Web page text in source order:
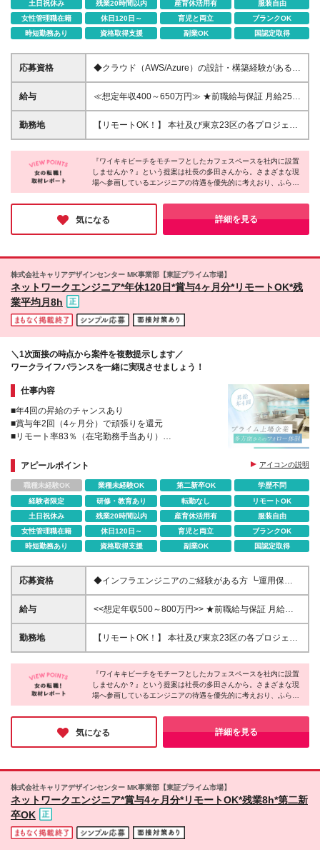
土日祝休み 残業20時間以内 産育休活用有
服装自由
女性管理職在籍
休日120日～ 育児と両立
ブランクOK
時短勤務あり
資格取得支援 副業OK 国認定取得
応募資格
◆クラウド（AWS/Azure）の設計・構築経験がある方
（年数不問） ◆サーバー設計構築、運用保守経験が
ある方（年数不問） ※学歴不問
給与
≪想定年収400～650万円≫ ★前職給与保証 月給25万
円～41.5万円＋賞与年2回（4カ月分）＋各種手当＋残
業代全額支給 ※試用期間は3ヶ月。その間の給与・待
実力を正当に評価できるよう、年4回の昇給チャンス
を用意しています。 全30段階のグレードを用意して
おり、 実績に応じて収入UPが叶う仕組みを整えてい
勤務地
【リモートOK！】 本社及び東京23区の各プロジェク
ト先での勤務となります ※転居を伴う転勤はありませ
ん 本社／東京都港区赤坂3-21-20 赤坂ロングビーチビ
ル ★就業先にもよりますが、リモート案件も多く取
り扱っている為、リモート勤務での就業も可能です！
【社長から溢れ出るエンジニアファーストの精神】
エンジニアの皆さんが羽根を休められる場所として、
ハワイのワイキキビーチをモチーフとしたカフェスペ
『ワイキキビーチをモチーフとしたカフェスペースを社内に設置
しませんか？』という提案は社長の多田さんから。さまざまな現
場へ参画しているエンジニアの待遇を優先的に考えおり、ふらっ
と立ち寄り珈琲を飲んで一息つくときや、ワークスペースとして
使いたいときに、いつでも利用できるようにと発案されました。
居心地の良い環境は社員と一緒に作っていくスタンスです。長く
活躍できる会社を探している方はぜひご応募ください♪
気になる 詳細を見る
株式会社キャリアデザインセンター MK事業部【東証プライム市場】
ネットワークエンジニア*年休120日*賞与4ヶ月分*リモートOK*残
業平均月8h
＼1次面接の時点から案件を複数提示します／
ワークライフバランスを一緒に実現させましょう！
仕事内容
■年4回の昇給のチャンスあり
■賞与年2回（4ヶ月分）で頑張りを還元
■リモート率83％（在宅勤務手当あり）
■書籍購入補助制度（最大5000円/月を補助）
アピールポイント アイコンの説明
職種未経験OK 業種未経験OK 第二新卒OK
学歴不問
経験者限定
研修・教育あり 転勤なし
リモートOK
土日祝休み
残業20時間以内 産育休活用有
服装自由
女性管理職在籍
休日120日～ 育児と両立
ブランクOK
時短勤務あり
資格取得支援 副業OK 国認定取得
応募資格
◆インフラエンジニアのご経験がある方 ┗運用保守
～設計構築まで幅広く案件をご用意しています！ ※学
歴不問
給与
<<想定年収500～800万円>> ★前職給与保証 月給
31.2万円～50.0万円＋賞与年2回（4カ月分）＋各種手
当＋残業代全額支給 ※試用期間は3ヶ月。その間の給
ます。 実力を正当に評価できるよう、年4回の昇給チ
ャンスを用意しています。 全30段階のグレードを用
意しており、 実績に応じて収入UPが叶う仕組みを整
合わせた評価項目を用意しています
勤務地
【リモートOK！】 本社及び東京23区の各プロジェク
ト先での勤務となります ※転居を伴う転勤はありませ
ん 本社／東京都港区赤坂3-21-20 赤坂ロングビーチビ
ル ★就業先にもよりますが、リモート案件も多く取
り扱っている為、リモート勤務での就業も可能です！
【社長から溢れ出るエンジニアファーストの精神】
エンジニアの皆さんが羽根を休められる場所として、
ハワイのワイキキビーチをモチーフとしたカフェスペ
『ワイキキビーチをモチーフとしたカフェスペースを社内に設置
しませんか？』という提案は社長の多田さんから。さまざまな現
場へ参画しているエンジニアの待遇を優先的に考えおり、ふらっ
と立ち寄り珈琲を飲んで一息つくときや、ワークスペースとして
使いたいときに、いつでも利用できるようにと発案されました。
居心地の良い環境は社員と一緒に作っていくスタンスです。長く
活躍できる会社を探している方はぜひご応募ください♪
気になる 詳細を見る
株式会社キャリアデザインセンター MK事業部【東証プライム市場】
ネットワークエンジニア*賞与4ヶ月分*リモートOK*残業8h*第二新
卒OK